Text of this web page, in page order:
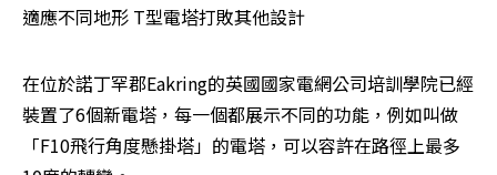
適應不同地形 T型電塔打敗其他設計
在位於諾丁罕郡Eakring的英國國家電網公司培訓學院已經
裝置了6個新電塔，每一個都展示不同的功能，例如叫做
「F10飛行角度懸掛塔」的電塔，可以容許在路徑上最多